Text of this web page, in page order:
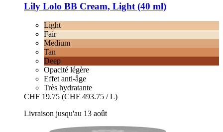
Lily Lolo BB Cream, Light (40 ml)
Light
Fair
Medium
Tan
Deep
Opacité légère
Effet anti-âge
Très hydratante
CHF 19.75 (CHF 493.75 / L)
Livraison jusqu'au 13 août